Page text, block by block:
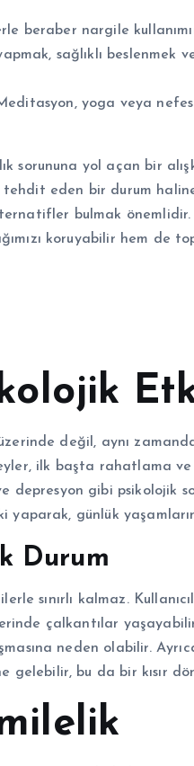
beraber nargile
sağlıklı beslenmek
yoga veya
sorununa yol açan bir
tehdit eden bir durum
bulmak
koruyabilir hem de
değil, aynı
ilk başta rahatlama
depresyon gibi psikolojik
günlük
Durum
sınırlı kalmaz.
çalkantılar
neden olabilir.
gelebilir, bu da bir kısır